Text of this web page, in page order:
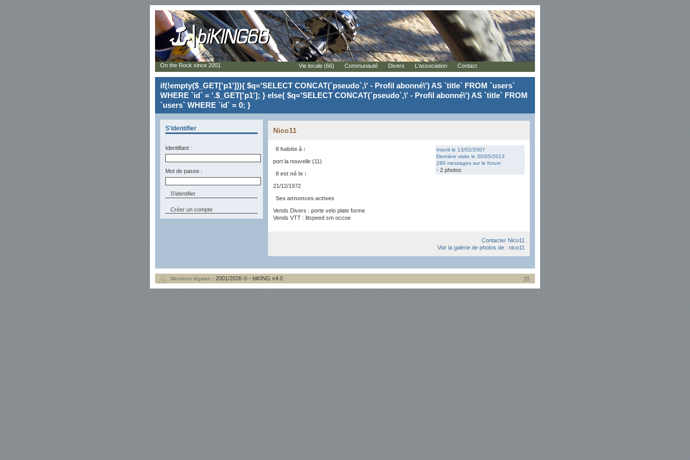
if(!empty($_GET['p1'])){ $q='SELECT CONCAT(`pseudo`,\' - Profil abonné\') AS `title` FROM `users`
WHERE `id` = '.$_GET['p1']; } else{ $q='SELECT CONCAT(`pseudo`,\' - Profil abonné\') AS `title` FROM
`users` WHERE `id` = 0; }
S'identifier
Identifiant :
Mot de passe :
Créer un compte
Nico11
Inscrit le 13/02/2007
Dernière visite le 30/05/2013
290 messages sur le forum
- 2 photos
Il habite à :
port la nouvelle (11)
Il est né le :
21/12/1972
Ses annonces actives
Vends Divers : porte velo plate forme
Vends VTT : litspeed sm occoe
Contacter Nico11
Voir la galerie de photos de : nico11
On the Rock since 2001 Vie locale (66) Communauté Divers L'association Contact
Mentions légales - 2001/2026 © - biKING v4.0 35